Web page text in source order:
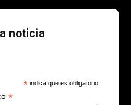
noticia
* indica que es obligatorio
*